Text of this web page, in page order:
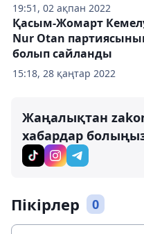
19:51, 02 ақпан 2022
15:18, 28 қаңтар 2022
Қасым-Жомарт
Nur Otan
болып сайланды
Жаңалықтан
хабардар
Пікірлер 0